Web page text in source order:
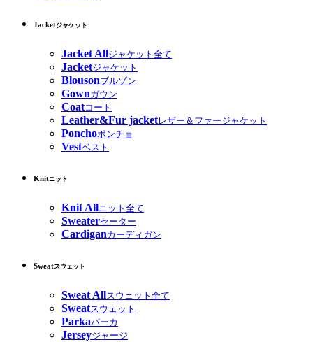
Jacketジャケット
Jacket Allジャケット全て
Jacketジャケット
Blousonブルゾン
Gownガウン
Coatコート
Leather&Fur jacketレザー＆ファージャケット
Ponchoポンチョ
Vestベスト
Knitニット
Knit Allニット全て
Sweaterセーター
Cardiganカーディガン
Sweatスウェット
Sweat Allスウェット全て
Sweatスウェット
Parkaパーカ
Jerseyジャージ